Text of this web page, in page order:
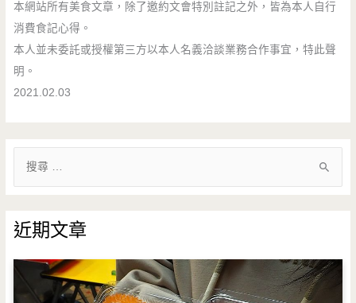
本網站所有美食文章，除了邀約文會特別註記之外，皆為本人自行
消費食記心得。
本人並未委託或授權第三方以本人名義洽談業務合作事宜，特此聲
明。
2021.02.03
鍵
字
近期文章